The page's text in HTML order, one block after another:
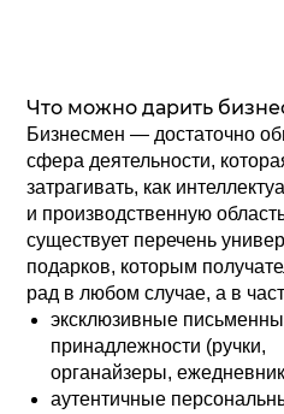
Что можно дарить
Бизнесмен — достаточно
сфера деятельности,
затрагивать, как
и производственную
существует перечень
подарков, которым
рад в любом случае, а в
эксклюзивные
принадлежности (ручки,
органайзеры,
аутентичные